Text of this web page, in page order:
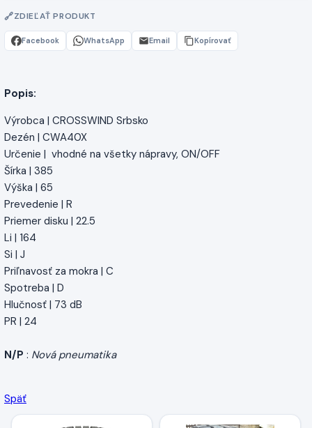
ZDIEĽAŤ PRODUKT
Facebook WhatsApp Email Kopírovať
Popis:
Výrobca | CROSSWIND Srbsko
Dezén | CWA40X
Určenie | vhodné na všetky nápravy, ON/OFF
Šírka | 385
Výška | 65
Prevedenie | R
Priemer disku | 22.5
Li | 164
Si | J
Priľnavosť za mokra | C
Spotreba | D
Hlučnosť | 73 dB
PR | 24
N/P : Nová pneumatika
Späť